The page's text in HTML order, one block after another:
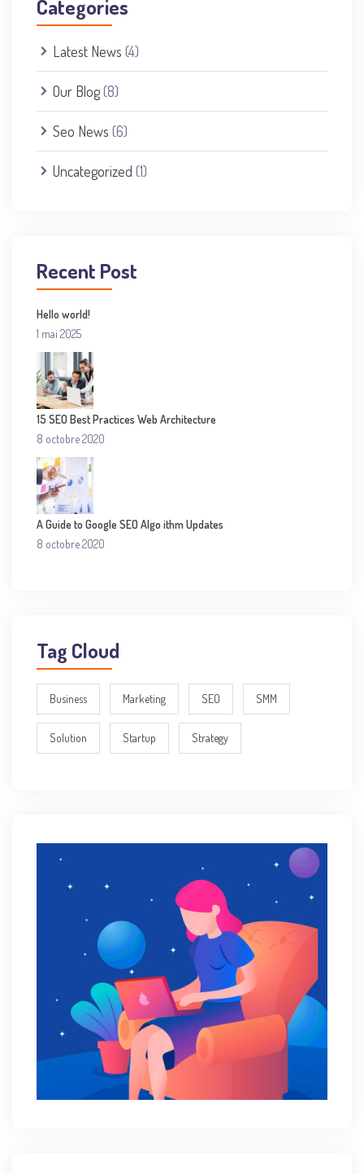
Categories
Latest News (4)
Our Blog(8)
Seo News (6)
Uncategorized (1)
Recent Post
Hello world!
1 mai 2025
15 SEO Best Practices Web Architecture
8 octobre 2020
A Guide to Google SEO Algo ithm Updates
8 octobre 2020
Tag Cloud
Business Marketing SEO SMM
Solution Startup Strategy